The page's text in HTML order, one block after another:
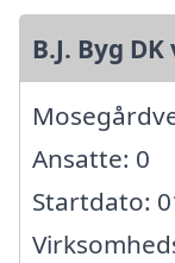
B.J. Byg
Ansatte: 0
Startdato: